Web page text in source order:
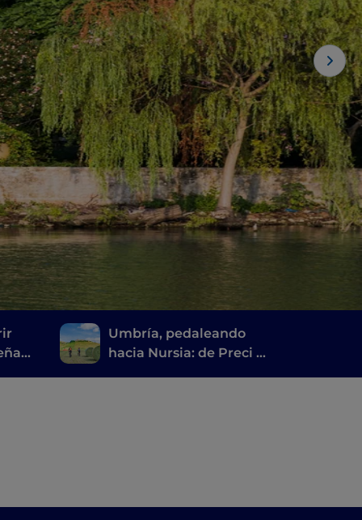
Umbría, pedaleando
hacia Nursia: de Preci a